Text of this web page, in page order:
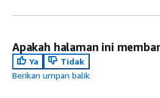
Apakah halaman ini
Ya
Tidak
Berikan umpan balik